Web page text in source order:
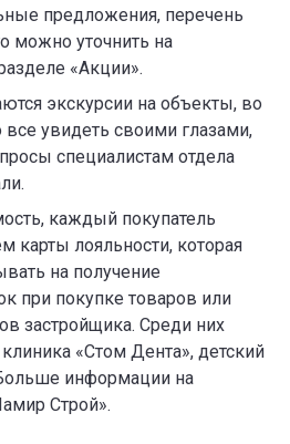
предложения, перечень
можно уточнить на
«Акции».
экскурсии на объекты, во
увидеть своими глазами,
специалистам отдела
каждый покупатель
карты лояльности, которая
на получение
при покупке товаров или
застройщика. Среди них
«Стом Дента», детский
информации на
Строй».